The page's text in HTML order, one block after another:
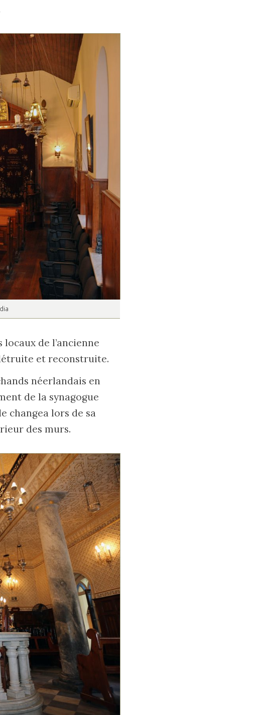
locaux de l’ancienne
et reconstruite.
néerlandais en
de la synagogue
changea lors de sa
des murs.